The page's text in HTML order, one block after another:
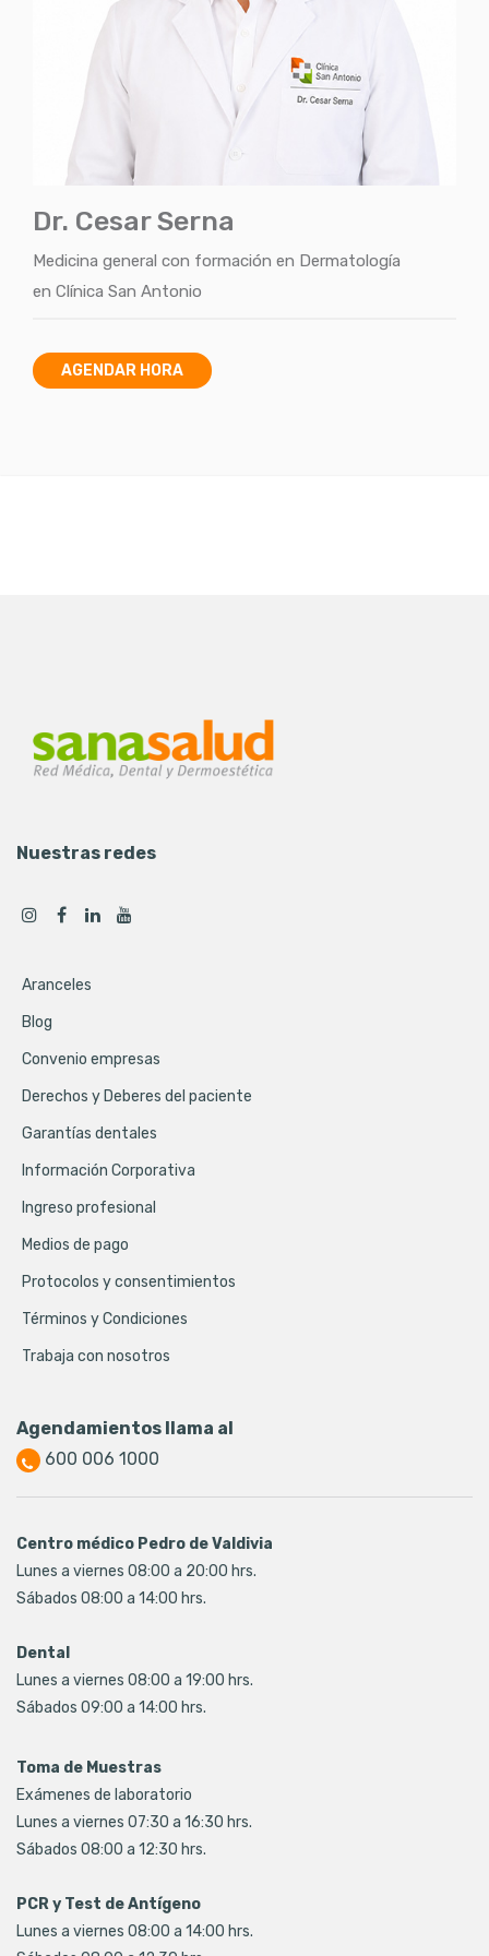
Dr. Cesar Serna
Medicina general con formación en Dermatología
en Clínica San Antonio
AGENDAR HORA
Nuestras redes
Aranceles
Blog
Convenio empresas
Derechos y Deberes del paciente
Garantías dentales
Información Corporativa
Ingreso profesional
Medios de pago
Protocolos y consentimientos
Términos y Condiciones
Trabaja con nosotros
Agendamientos llama al
600 006 1000
Centro médico Pedro de Valdivia
Lunes a viernes 08:00 a 20:00 hrs.
Sábados 08:00 a 14:00 hrs.
Dental
Lunes a viernes 08:00 a 19:00 hrs.
Sábados 09:00 a 14:00 hrs.
Toma de Muestras
Exámenes de laboratorio
Lunes a viernes 07:30 a 16:30 hrs.
Sábados 08:00 a 12:30 hrs.
PCR y Test de Antígeno
Lunes a viernes 08:00 a 14:00 hrs.